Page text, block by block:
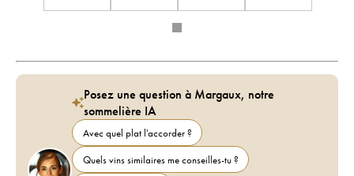
Posez une question à Margaux, notre
sommelière IA
Avec quel plat l'accorder ?
Quels vins similaires me conseilles-tu ?